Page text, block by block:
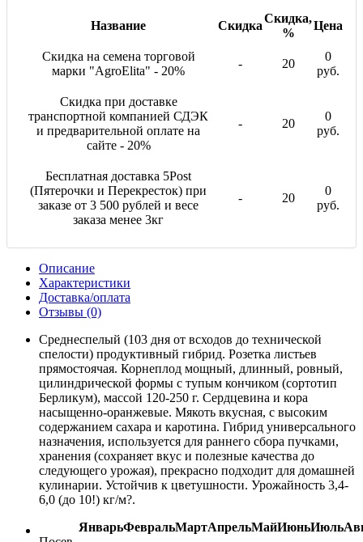
Название Скидка
Скидка,
%
Цена
Скидка на семена торговой
марки "AgroElita" - 20%
- 20
0
руб.
Скидка при доставке
транспортной компанией СДЭК
и предварительной оплате на
сайте - 20%
- 20
0
руб.
Бесплатная доставка 5Post
(Пятерочки и Перекресток) при
заказе от 3 500 рублей и весе
заказа менее 3кг
- 20
0
руб.
Описание
Характеристики
Доставка/оплата
Отзывы (0)
Среднеспелый (103 дня от всходов до технической
спелости) продуктивный гибрид. Розетка листьев
прямостоячая. Корнеплод мощный, длинный, ровный,
цилиндрической формы с тупым кончиком (сортотип
Берликум), массой 120-250 г. Сердцевина и кора
насыщенно-оранжевые. Мякоть вкусная, с высоким
содержанием сахара и каротина. Гибрид универсального
назначения, используется для раннего сбора пучками,
хранения (сохраняет вкус и полезные качества до
следующего урожая), прекрасно подходит для домашней
кулинарии. Устойчив к цветушности. Урожайность 3,4-
6,0 (до 10!) кг/м?.
ЯнварьФевральМартАпрельМайИюньИюль